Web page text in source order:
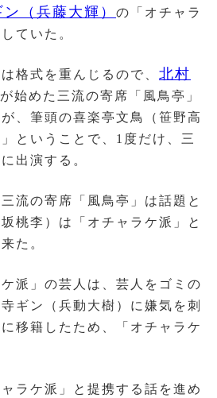
（兵藤大輝） の「オチャラ
ていた。
格式を重んじるので、 北村
が始めた三流の寄席「風鳥亭」
、筆頭の喜楽亭文鳥（笹野高
ということで、1度だけ、三
出演する。
流の寄席「風鳥亭」は話題と
桃李）は「オチャラケ派」と
た。
派」の芸人は、芸人をゴミの
ギン（兵動大樹）に嫌気を刺
移籍したため、「オチャラケ
ラケ派」と提携する話を進め